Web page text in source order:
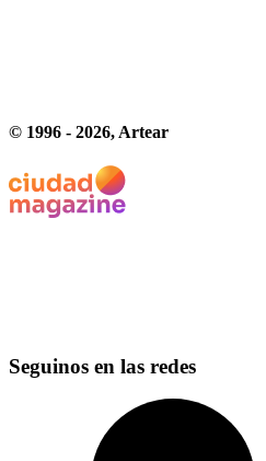
© 1996 - 2026, Artear
Seguinos en las redes